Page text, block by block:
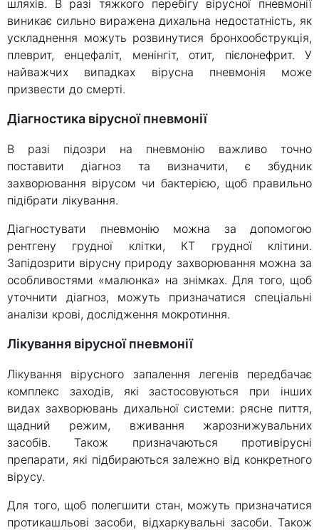
шляхів. В разі тяжкого перебігу вірусної пневмонії
виникає сильно виражена дихальна недостатність, як
ускладнення можуть розвинутися бронхообструкція,
плеврит, енцефаліт, менінгіт, отит, пієлонефрит. У
найважчих випадках вірусна пневмонія може
призвести до смерті.
Діагностика вірусної пневмонії
В разі підозри на пневмонію важливо точно
поставити діагноз та визначити, є збудник
захворювання вірусом чи бактерією, щоб правильно
підібрати лікування.
Діагностувати пневмонію можна за допомогою
рентгену грудної клітки, КТ грудної клітини.
Запідозрити вірусну природу захворювання можна за
особливостями «малюнка» на знімках. Для того, щоб
уточнити діагноз, можуть призначатися спеціальні
аналізи крові, дослідження мокротиння.
Лікування вірусної пневмонії
Лікування вірусного запалення легенів передбачає
комплекс заходів, які застосовуються при інших
видах захворювань дихальної системи: рясне пиття,
щадний режим, вживання жарознижувальних
засобів. Також призначаються противірусні
препарати, які підбираються залежно від конкретного
вірусу.
Для того, щоб полегшити стан, можуть призначатися
протикашльові засоби, відхаркувальні засоби. Також